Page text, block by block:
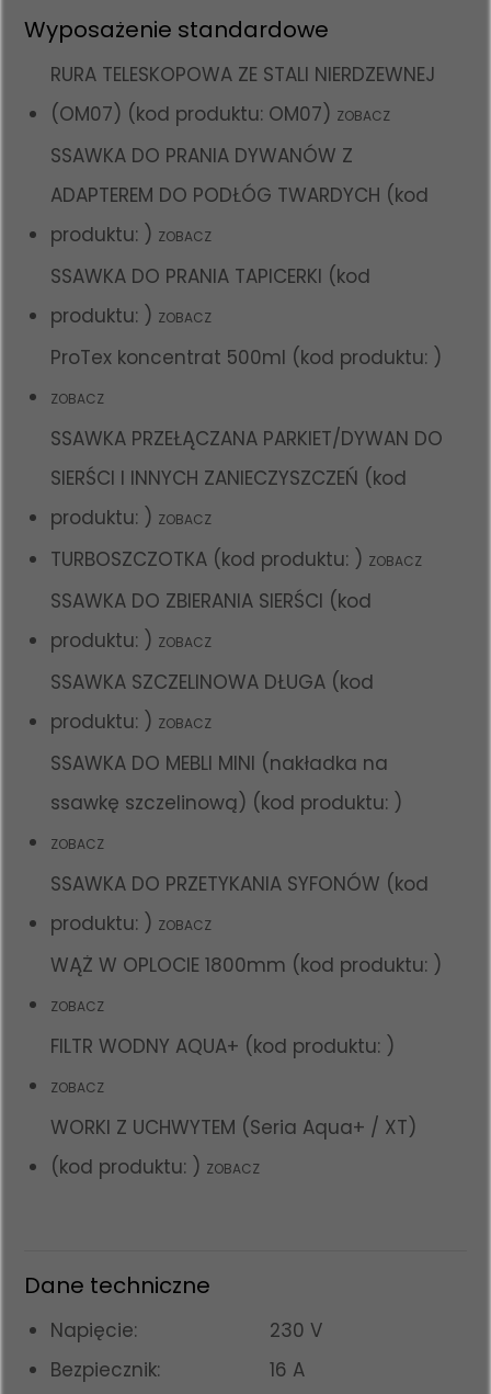
Wyposażenie standardowe
RURA TELESKOPOWA ZE STALI NIERDZEWNEJ
(OM07) (kod produktu: OM07) ZOBACZ
SSAWKA DO PRANIA DYWANÓW Z
ADAPTEREM DO PODŁÓG TWARDYCH (kod
produktu: ) ZOBACZ
SSAWKA DO PRANIA TAPICERKI (kod
produktu: ) ZOBACZ
ProTex koncentrat 500ml (kod produktu: )
ZOBACZ
SSAWKA PRZEŁĄCZANA PARKIET/DYWAN DO
SIERŚCI I INNYCH ZANIECZYSZCZEŃ (kod
produktu: ) ZOBACZ
TURBOSZCZOTKA (kod produktu: ) ZOBACZ
SSAWKA DO ZBIERANIA SIERŚCI (kod
produktu: ) ZOBACZ
SSAWKA SZCZELINOWA DŁUGA (kod
produktu: ) ZOBACZ
SSAWKA DO MEBLI MINI (nakładka na
ssawkę szczelinową) (kod produktu: )
ZOBACZ
SSAWKA DO PRZETYKANIA SYFONÓW (kod
produktu: ) ZOBACZ
WĄŻ W OPLOCIE 1800mm (kod produktu: )
ZOBACZ
FILTR WODNY AQUA+ (kod produktu: )
ZOBACZ
WORKI Z UCHWYTEM (Seria Aqua+ / XT)
(kod produktu: ) ZOBACZ
Dane techniczne
Napięcie:
230 V
Bezpiecznik:
16 A